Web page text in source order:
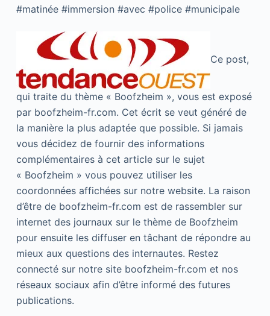
#matinée #immersion #avec #police #municipale
Ce post,
qui traite du thème « Boofzheim », vous est exposé
par boofzheim-fr.com. Cet écrit se veut généré de
la manière la plus adaptée que possible. Si jamais
vous décidez de fournir des informations
complémentaires à cet article sur le sujet
« Boofzheim » vous pouvez utiliser les
coordonnées affichées sur notre website. La raison
d’être de boofzheim-fr.com est de rassembler sur
internet des journaux sur le thème de Boofzheim
pour ensuite les diffuser en tâchant de répondre au
mieux aux questions des internautes. Restez
connecté sur notre site boofzheim-fr.com et nos
réseaux sociaux afin d’être informé des futures
publications.